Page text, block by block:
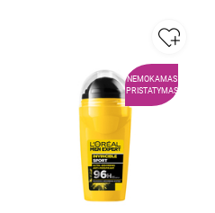
NEMOKAMAS
PRISTATYMAS